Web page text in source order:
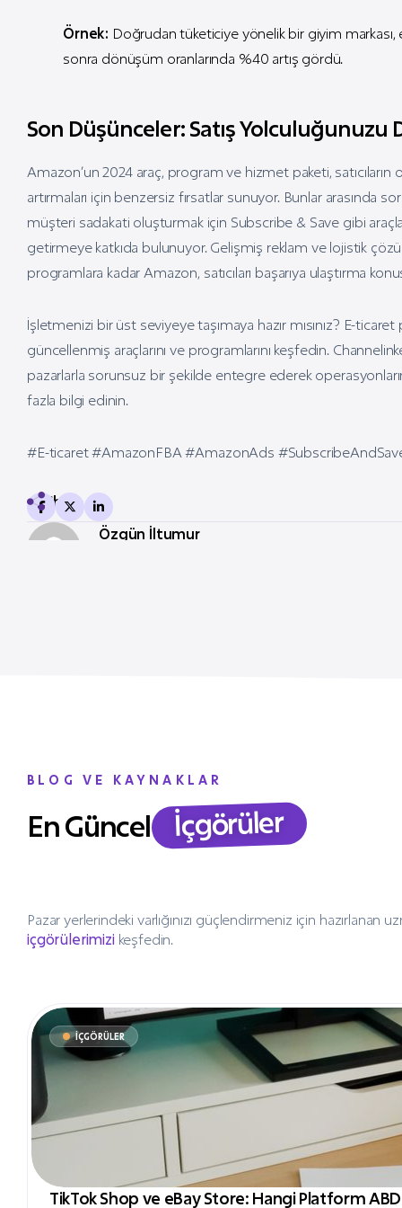
Örnek: Doğrudan tüketiciye yönelik bir giyim
sonra dönüşüm oranlarında %40 artış gördü.
Son Düşünceler: Satış
Amazon’un 2024 araç, program ve hizmet paketi,
artırmaları için benzersiz fırsatlar sunuyor. Bunlar arasında
müşteri sadakati oluşturmak için Subscribe & Save gibi
getirmeye katkıda bulunuyor. Gelişmiş reklam ve lojistik
programlara kadar Amazon, satıcıları başarıya ulaştırma
İşletmenizi bir üst seviyeye taşımaya hazır mısınız? E-
güncellenmiş araçlarını ve programlarını keşfedin.
pazarlarla sorunsuz bir şekilde entegre ederek
fazla bilgi edinin.
#E-ticaret #AmazonFBA #AmazonAds
Share
Özgün İltumur
BLOG VE KAYNAKLAR
En Güncel İçgörüler
Pazar yerlerindeki varlığınızı güçlendirmeniz için
içgörülerimizikeşfedin.
İÇGÖRÜLER
TikTok Shop ve eBay Store: Hangi Platform ABD